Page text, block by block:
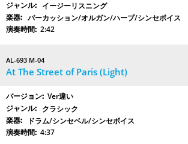
イージーリスニング
パーカッション/オルガン/ハープ/シンセボイス
2:42
AL-693 M-04
At The Street of Paris (Light)
Ver違い
クラシック
ドラム/シンセベル/シンセボイス
4:37